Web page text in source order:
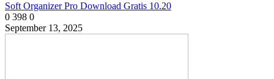
Soft Organizer Pro Download Gratis 10.20
0 398 0
September 13, 2025